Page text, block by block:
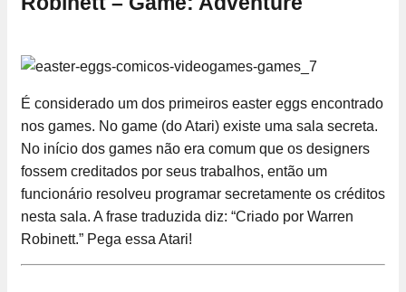
É considerado um dos primeiros easter eggs encontrado
nos games. No game (do Atari) existe uma sala secreta.
No início dos games não era comum que os designers
fossem creditados por seus trabalhos, então um
funcionário resolveu programar secretamente os créditos
nesta sala. A frase traduzida diz: “Criado por Warren
Robinett.” Pega essa Atari!